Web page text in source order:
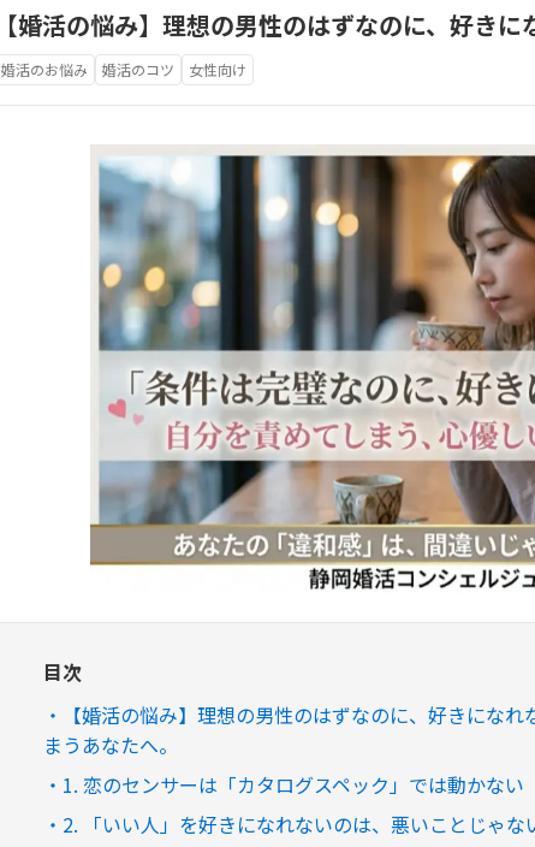
【婚活の悩み】理想の男性のはずなのに、好きに
婚活のお悩み 婚活のコツ 女性向け
目次
【婚活の悩み】理想の男性のはずなのに、好きにな
まうあなたへ。
​1. 恋のセンサーは「カタログスペック」では動かない
​2. 「いい人」を好きになれないのは、悪いことじゃな